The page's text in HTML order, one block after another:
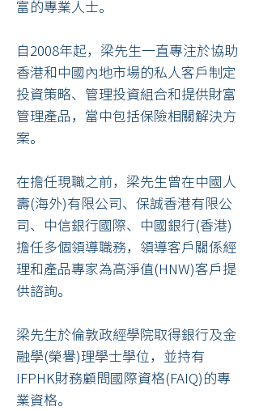
富的專業人士。
自2008年起，梁先生一直專注於協助
香港和中國內地市場的私人客戶制定
投資策略、管理投資組合和提供財富
管理產品，當中包括保險相關解決方
案。
在擔任現職之前，梁先生曾在中國人
壽(海外)有限公司、保誠香港有限公
司、中信銀行國際、中國銀行(香港)
擔任多個領導職務，領導客戶關係經
理和產品專家為高淨值(HNW)客戶提
供諮詢。
梁先生於倫敦政經學院取得銀行及金
融學(榮譽)理學士學位，並持有
IFPHK財務顧問國際資格(FAIQ)的專
業資格。